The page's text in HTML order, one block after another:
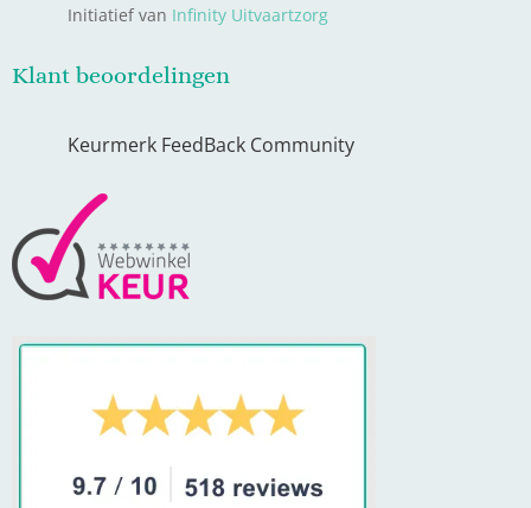
Initiatief van Infinity Uitvaartzorg
Klant beoordelingen
Keurmerk FeedBack Community